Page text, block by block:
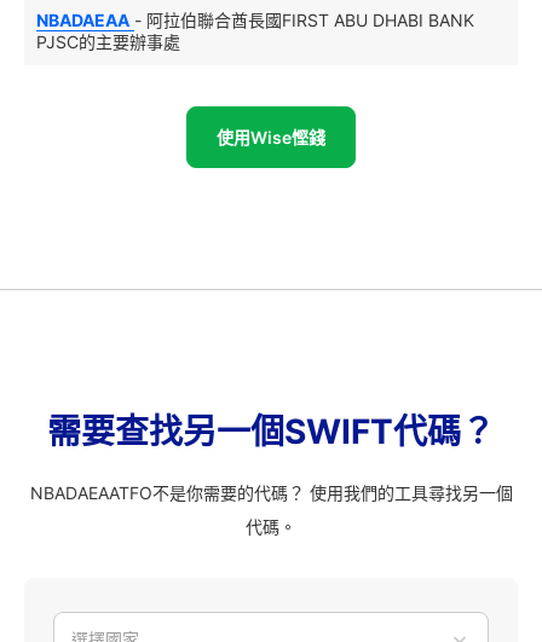
NBADAEAA - 阿拉伯聯合酋長國FIRST ABU DHABI BANK
PJSC的主要辦事處
使用Wise慳錢
需要查找另一個SWIFT代碼？
NBADAEAATFO不是你需要的代碼？ 使用我們的工具尋找另一個
代碼。